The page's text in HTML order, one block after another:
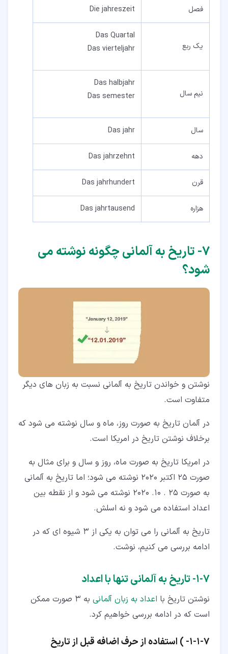
فصل Die jahreszeit
یک ربع
Das Quartal
Das vierteljahr
نیم سال
Das halbjahr
Das semester
سال Das jahr
دهه Das jahrzehnt
قرن Das jahrhundert
هزاره Das jahrtausend
۷‏- تاریخ به آلمانی چگونه نوشته می
شود؟
نوشتن و خواندن تاریخ به آلمانی نسبت به زبان های دیگر
متفاوت است.
در آلمان تاریخ به صورت روز، ماه و سال نوشته می شود که
برخلاف نوشتن تاریخ در امریکا است.
در امریکا تاریخ به صورت ماه، روز و سال و برای مثال به
صورت 25 اکتبر 2020 نوشته می شود؛ اما تاریخ به آلمانی
به صورت 25 . 10. 2020 نوشته می شود و از نقطه بین
اعداد استفاده می شود و نه اسلش.
تاریخ به آلمانی را می توان به یکی از 3 شیوه ای که در
ادامه بررسی می کنیم، نوشت.
۷‏-‏۱‏- تاریخ به آلمانی تنها با اعداد
نوشتن تاریخ با اعداد به زبان آلمانی
به 3 صورت ممکن
است که در ادامه بررسی خواهیم کرد.
۷‏-‏۱‏-‏۱‏- ) استفاده از حرف اضافه قبل از تاریخ